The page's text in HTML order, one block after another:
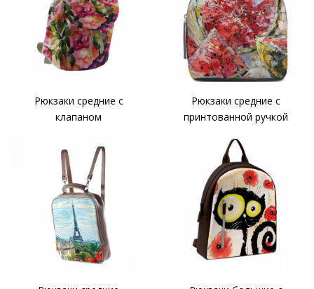
Рюкзаки средние с
клапаном
Рюкзаки средние с
принтованной ручкой